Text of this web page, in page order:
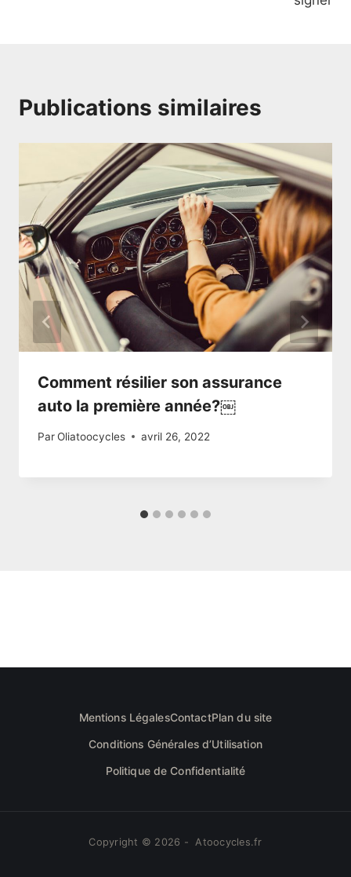
Publications similaires
Comment résilier son assurance
auto la première année?￼
ParOliatoocycles avril 26, 2022
Mentions LégalesContactPlan du site
Conditions Générales d’Utilisation
Politique de Confidentialité
Copyright © 2026 - Atoocycles.fr